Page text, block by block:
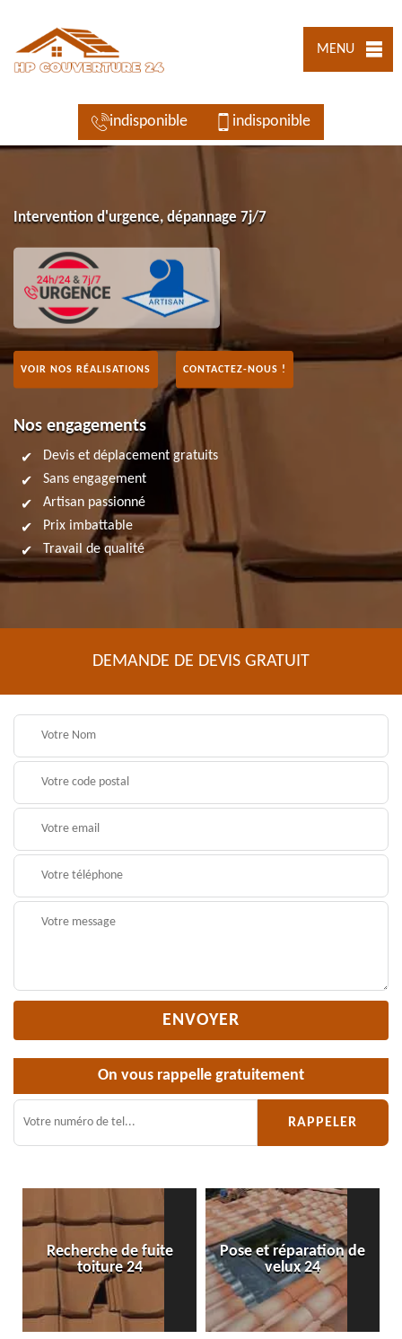
MENU
indisponible indisponible
Intervention d'urgence, dépannage 7j/7
VOIR NOS RÉALISATIONS CONTACTEZ-NOUS !
Nos engagements
Devis et déplacement gratuits
Sans engagement
Artisan passionné
Prix imbattable
Travail de qualité
DEMANDE DE DEVIS GRATUIT
On vous rappelle gratuitement
Recherche de fuite
toiture 24
Pose et réparation de
velux 24